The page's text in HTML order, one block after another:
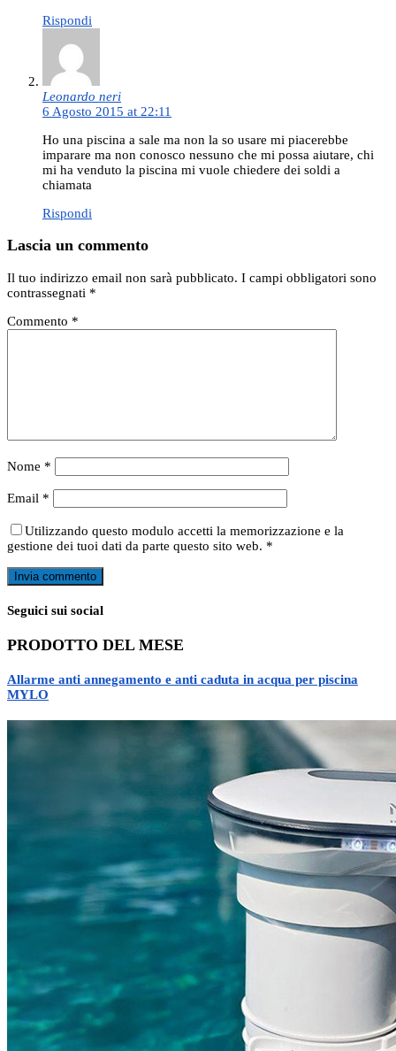
Rispondi
Leonardo neri
6 Agosto 2015 at 22:11
Ho una piscina a sale ma non la so usare mi piacerebbe
imparare ma non conosco nessuno che mi possa aiutare, chi
mi ha venduto la piscina mi vuole chiedere dei soldi a
chiamata
Rispondi
Lascia un commento
Il tuo indirizzo email non sarà pubblicato. I campi obbligatori sono
contrassegnati *
Commento *
Nome *
Email *
Utilizzando questo modulo accetti la memorizzazione e la
gestione dei tuoi dati da parte questo sito web. *
Seguici sui social
PRODOTTO DEL MESE
Allarme anti annegamento e anti caduta in acqua per piscina
MYLO